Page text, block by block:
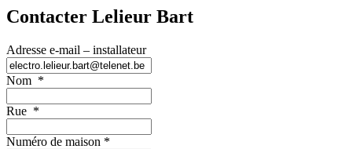
Contacter Lelieur Bart
Adresse e-mail – installateur
Nom *
Rue *
Numéro de maison *